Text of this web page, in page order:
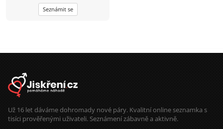
Seznámit se
Už 16 let dáváme dohromady nové páry. Kvalitní online seznamka s
tisíci prověřenými uživateli. Seznámení zábavně a aktivně.